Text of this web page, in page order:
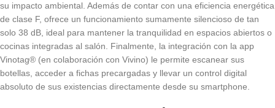
su impacto ambiental. Además de contar con una eficiencia energética
de clase F, ofrece un funcionamiento sumamente silencioso de tan
solo 38 dB, ideal para mantener la tranquilidad en espacios abiertos o
cocinas integradas al salón. Finalmente, la integración con la app
Vinotag® (en colaboración con Vivino) le permite escanear sus
botellas, acceder a fichas precargadas y llevar un control digital
absoluto de sus existencias directamente desde su smartphone.